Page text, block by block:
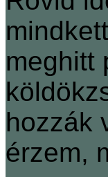
meghitt
hozzák
érzem,